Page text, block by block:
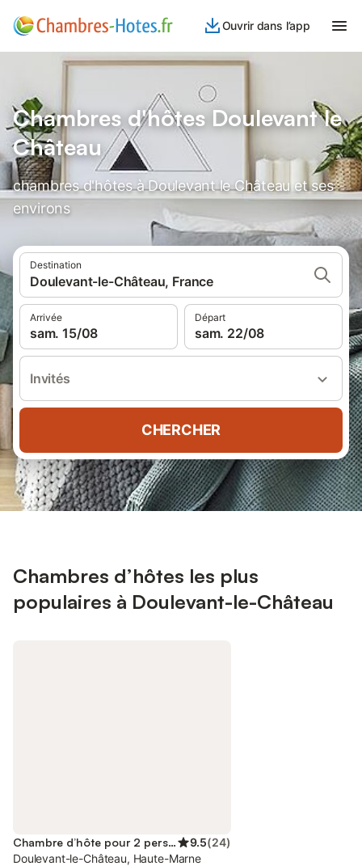
Ouvrir dans l’app
Chambres d'hôtes Doulevant le
Château
chambres d'hôtes à Doulevant le Château et ses
environs
Destination
Doulevant-le-Château, France
Arrivée
sam. 15/08
Départ
sam. 22/08
Invités
CHERCHER
Chambres d’hôtes les plus
populaires à Doulevant-le-Château
Chambre d’hôte pour 2 personnes 9.5(24)
Doulevant-le-Château, Haute-Marne